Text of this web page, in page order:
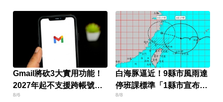
Gmail將砍3大實用功能！
2027年起不支援跨帳號寄
信
8/6
白海豚逼近！9縣市風雨達
停班課標準「1縣市宣布
了」
8/8